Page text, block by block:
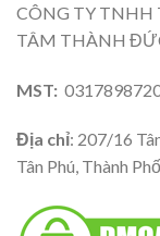
CÔNG TY TNHH
TÂM THÀNH
MST:
Địa chỉ: 207/16
Tân Phú, Thành